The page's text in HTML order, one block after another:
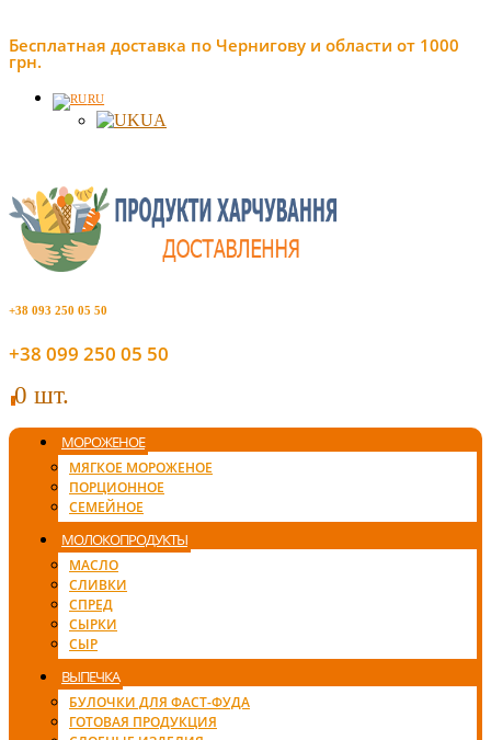
Бесплатная доставка по Чернигову и области от 1000
грн.
RU
UA
+38 093 250 05 50
+38 099 250 05 50
00 шт.
МОРОЖЕНОЕ
МЯГКОЕ МОРОЖЕНОЕ
ПОРЦИОННОЕ
СЕМЕЙНОЕ
МОЛОКОПРОДУКТЫ
МАСЛО
СЛИВКИ
СПРЕД
СЫРКИ
СЫР
ВЫПЕЧКА
БУЛОЧКИ ДЛЯ ФАСТ-ФУДА
ГОТОВАЯ ПРОДУКЦИЯ